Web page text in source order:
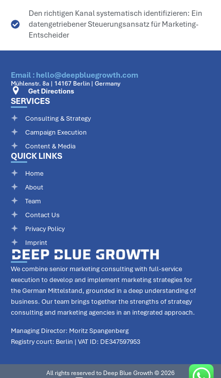
Den richtigen Kanal systematisch identifizieren: Ein
datengetriebener Steuerungsansatz für Marketing-
Entscheider
We combine senior marketing consulting with full-service
execution to develop and implement marketing strategies for
the German Mittelstand, grounded in a deep understanding of
business. Our team brings together the strengths of strategy
consulting and marketing agencies in an integrated approach.
Managing Director: Moritz Spangenberg
Registry court: Berlin | VAT ID: DE347597953
QUICK LINKS
Home
About
Team
Contact Us
Privacy Policy
Imprint
SERVICES
Consulting & Strategy
Campaign Execution
Content & Media
Email : hello@deepbluegrowth.com
Mühlenstr. 8a | 14167 Berlin | Germany
Get Directions
All rights reserved to Deep Blue Growth © 2026